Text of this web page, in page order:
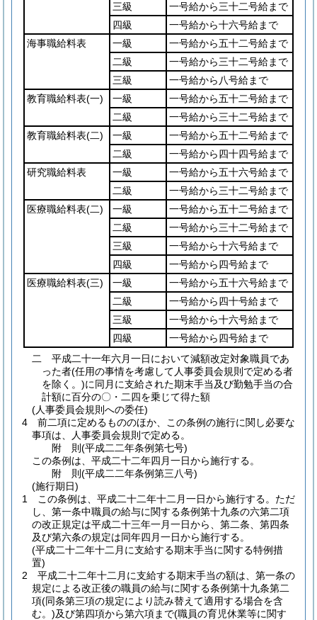
三級
一号給から三十二号給まで
四級
一号給から十六号給まで
海事職給料表
一級
一号給から五十二号給まで
二級
一号給から三十二号給まで
三級
一号給から八号給まで
教育職給料表(一) 一級
一号給から五十二号給まで
二級
一号給から三十二号給まで
教育職給料表(二) 一級
一号給から五十二号給まで
二級
一号給から四十四号給まで
研究職給料表
一級
一号給から五十六号給まで
二級
一号給から三十二号給まで
医療職給料表(二) 一級
一号給から五十二号給まで
二級
一号給から三十二号給まで
三級
一号給から十六号給まで
四級
一号給から四号給まで
医療職給料表(三) 一級
一号給から五十六号給まで
二級
一号給から四十号給まで
三級
一号給から十六号給まで
四級
一号給から四号給まで
二
平成二十一年六月一日において減額改定対象職員であ
った者(任用の事情を考慮して人事委員会規則で定める者
を除く。)に同月に支給された期末手当及び勤勉手当の合
計額に百分の〇・二四を乗じて得た額
(人事委員会規則への委任)
4
前二項に定めるもののほか、この条例の施行に関し必要な
事項は、人事委員会規則で定める。
附 則(平成二二年条例第七号)
この条例は、平成二十二年四月一日から施行する。
附 則(平成二二年条例第三八号)
(施行期日)
1
この条例は、平成二十二年十二月一日から施行する。 ただ
し、第一条中職員の給与に関する条例第十九条の六第二項
の改正規定は平成二十三年一月一日から、第二条、第四条
及び第六条の規定は同年四月一日から施行する。
(平成二十二年十二月に支給する期末手当に関する特例措
置)
2
平成二十二年十二月に支給する期末手当の額は、第一条の
規定による改正後の職員の給与に関する条例第十九条第二
項(同条第三項の規定により読み替えて適用する場合を含
む。)及び第四項から第六項まで(職員の育児休業等に関す